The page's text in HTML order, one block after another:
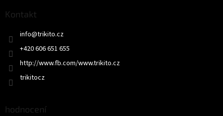
Kontakt
info@trikito.cz
+420 606 651 655
http://www.fb.com/www.trikito.cz
trikitocz
hodnocení